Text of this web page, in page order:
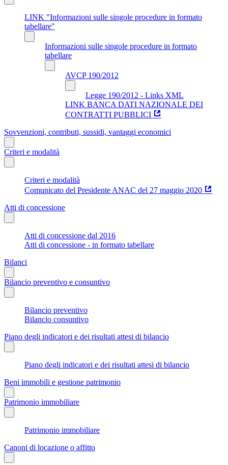
LINK "Informazioni sulle singole procedure in formato
tabellare"
Informazioni sulle singole procedure in formato
tabellare
AVCP 190/2012
Legge 190/2012 - Links XML
LINK BANCA DATI NAZIONALE DEI
CONTRATTI PUBBLICI
Sovvenzioni, contributi, sussidi, vantaggi economici
Criteri e modalità
Criteri e modalità
Comunicato del Presidente ANAC del 27 maggio 2020
Atti di concessione
Atti di concessione dal 2016
Atti di concessione - in formato tabellare
Bilanci
Bilancio preventivo e consuntivo
Bilancio preventivo
Bilancio consuntivo
Piano degli indicatori e dei risultati attesi di bilancio
Piano degli indicatori e dei risultati attesi di bilancio
Beni immobili e gestione patrimonio
Patrimonio immobiliare
Patrimonio immobiliare
Canoni di locazione o affitto